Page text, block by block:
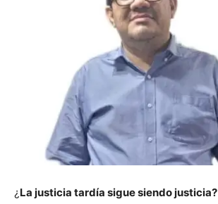
¿ La justicia tardía sigue siendo justicia?